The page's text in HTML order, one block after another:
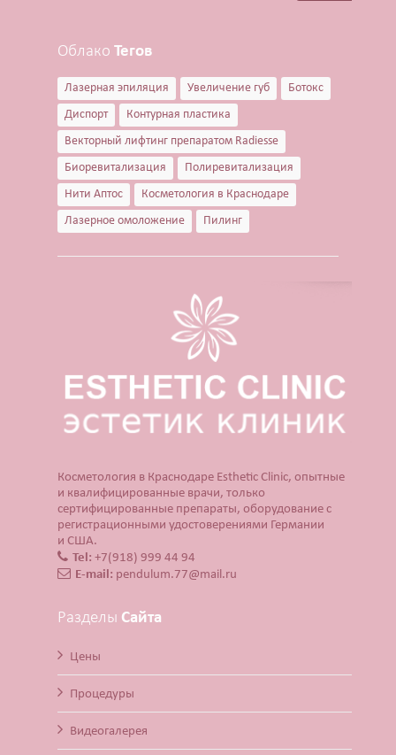
Облако Тегов
Лазерная эпиляция Увеличение губ
Ботокс
Диспорт
Контурная пластика
Векторный лифтинг препаратом Radiesse
Биоревитализация
Полиревитализация
Нити Аптос
Косметология в Краснодаре
Лазерное омоложение
Пилинг
Косметология в Краснодаре Esthetic Clinic, опытные
и квалифицированные врачи, только
сертифицированные препараты, оборудование с
регистрационными удостоверениями Германии
и США.
Tel: +7(918) 999 44 94
E-mail: pendulum.77@mail.ru
Разделы Сайта
Цены
Процедуры
Видеогалерея